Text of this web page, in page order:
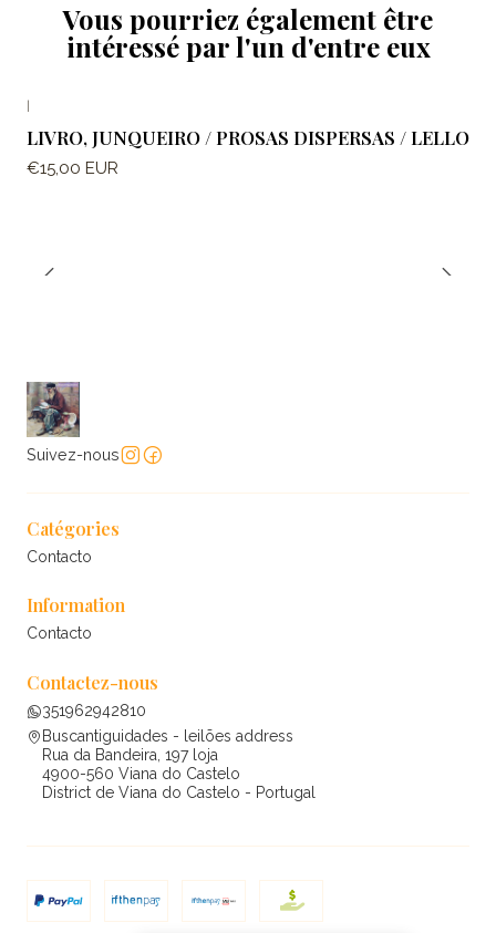
Vous pourriez également être
intéressé par l'un d'entre eux
LIVRO, JUNQUEIRO / PROSAS DISPERSAS / LELLO
€15,00 EUR
Suivez-nous
Catégories
Contacto
Information
Contacto
Contactez-nous
351962942810
Buscantiguidades - leilões address
Rua da Bandeira, 197 loja
4900-560 Viana do Castelo
District de Viana do Castelo - Portugal